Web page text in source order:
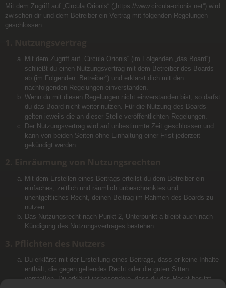
N
Mit dem Zugriff auf „Circula Orionis“ („https://www.circula-orionis.net“) wird
zwischen dir und dem Betreiber ein Vertrag mit folgenden Regelungen
geschlossen:
Mit dem Zugriff auf „Circula Orionis“ (im Folgenden „das Board“)
schließt du einen Nutzungsvertrag mit dem Betreiber des Boards
ab (im Folgenden „Betreiber“) und erklärst dich mit den
nachfolgenden Regelungen einverstanden.
Wenn du mit diesen Regelungen nicht einverstanden bist, so darfst
du das Board nicht weiter nutzen. Für die Nutzung des Boards
gelten jeweils die an dieser Stelle veröffentlichten Regelungen.
Der Nutzungsvertrag wird auf unbestimmte Zeit geschlossen und
kann von beiden Seiten ohne Einhaltung einer Frist jederzeit
gekündigt werden.
Mit dem Erstellen eines Beitrags erteilst du dem Betreiber ein
einfaches, zeitlich und räumlich unbeschränktes und
unentgeltliches Recht, deinen Beitrag im Rahmen des Boards zu
nutzen.
Das Nutzungsrecht nach Punkt 2, Unterpunkt a bleibt auch nach
Kündigung des Nutzungsvertrages bestehen.
Du erklärst mit der Erstellung eines Beitrags, dass er keine Inhalte
enthält, die gegen geltendes Recht oder die guten Sitten
verstoßen. Du erklärst insbesondere, dass du das Recht besitzt,